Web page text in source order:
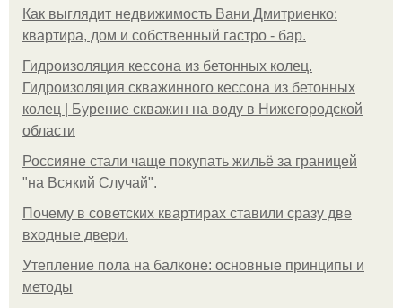
Как выглядит недвижимость Вани Дмитриенко:
квартира, дом и собственный гастро - бар.
Гидроизоляция кессона из бетонных колец.
Гидроизоляция скважинного кессона из бетонных
колец | Бурение скважин на воду в Нижегородской
области
Россияне стали чаще покупать жильё за границей
"на Всякий Случай".
Почему в советских квартирах ставили сразу две
входные двери.
Утепление пола на балконе: основные принципы и
методы